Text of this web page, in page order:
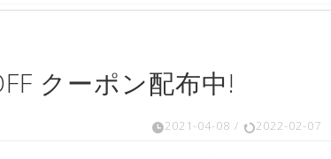
クーポン配布中!
2021-04-08 / 2022-02-07